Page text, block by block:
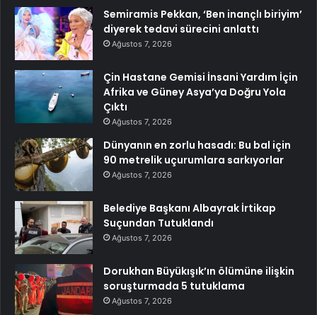
Semiramis Pekkan, ‘Ben inançlı biriyim’
diyerek tedavi sürecini anlattı
Ağustos 7, 2026
Çin Hastane Gemisi İnsani Yardım İçin
Afrika ve Güney Asya’ya Doğru Yola
Çıktı
Ağustos 7, 2026
Dünyanın en zorlu hasadı: Bu bal için
90 metrelik uçurumlara sarkıyorlar
Ağustos 7, 2026
Belediye Başkanı Albayrak İrtikap
Suçundan Tutuklandı
Ağustos 7, 2026
Dorukhan Büyükışık’ın ölümüne ilişkin
soruşturmada 5 tutuklama
Ağustos 7, 2026